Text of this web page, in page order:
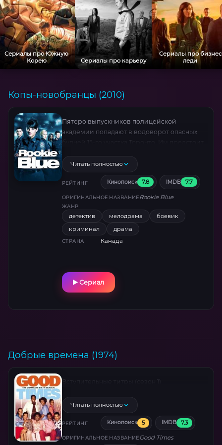
Сериалы про Южную
Корею
Сериалы про карьеру
Сериалы про бизнес
леди
Копы-новобранцы (2010)
Пятеро выпускников полицейской
академии попадают в водоворот опасных
ошибка грозит смертью, а доверие к
напарнику — единственный шанс вернуться
домой. Боевик с остросюжетными
погонями и эмоциональными конфликтами
.
Читать полностью
РЕЙТИНГ Кинопоиск 7.8 IMDB 7.7
ОРИГИНАЛЬНОЕ НАЗВАНИЕRookie Blue
ЖАНР
детектив мелодрама
боевик
криминал
драма
СТРАНА Канада
Сериал
Добрые времена (1974)
Вступительные титры (сезон 1)
Читать полностью
РЕЙТИНГ Кинопоиск 5 IMDB 7.3
ОРИГИНАЛЬНОЕ НАЗВАНИЕGood Times